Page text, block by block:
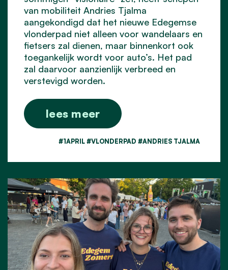
van mobiliteit Andries Tjalma
aangekondigd dat het nieuwe Edegemse
vlonderpad niet alleen voor wandelaars en
fietsers zal dienen, maar binnenkort ook
toegankelijk wordt voor auto’s. Het pad
zal daarvoor aanzienlijk verbreed en
verstevigd worden.
lees meer
#1APRIL #VLONDERPAD #ANDRIES TJALMA